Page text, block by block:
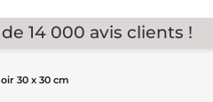
de 14 000 avis clients !
30 x 30 cm